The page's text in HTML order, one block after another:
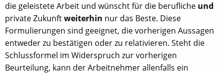
die geleistete Arbeit und wünscht für die berufliche und
private Zukunftweiterhin nur das Beste. Diese
Formulierungen sind geeignet, die vorherigen Aussagen
entweder zu bestätigen oder zu relativieren. Steht die
Schlussformel im Widerspruch zur vorherigen
Beurteilung, kann der Arbeitnehmer allenfalls ein